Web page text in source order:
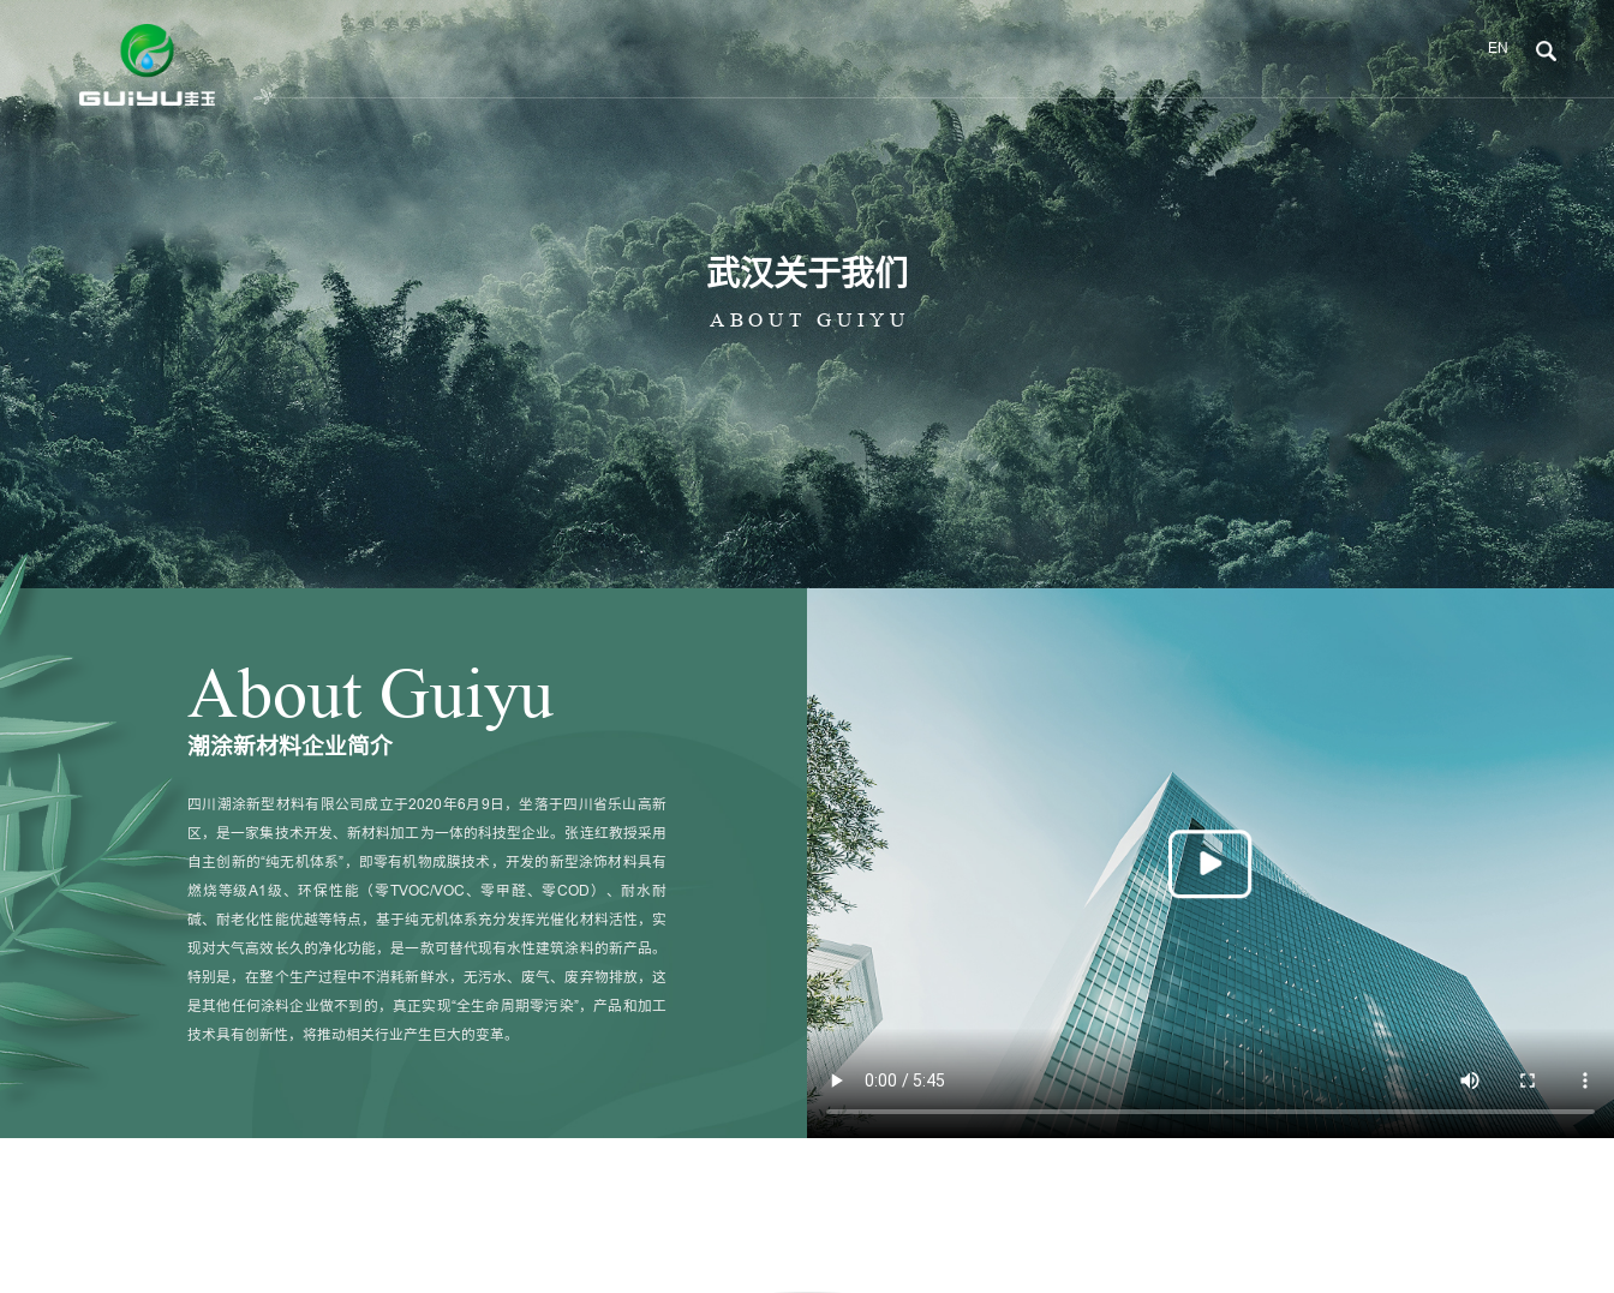
EN
企业主页 武汉关于我们
武汉企业理念
武汉品牌荣誉
武汉产品优势
武汉返回首页
武汉产品中心
武汉硅晶瓷
武汉硅晶彩
武汉硅晶釉
武汉硅石彩
武汉无机干粉辅料
武汉除醛净味颗粒
武汉公司新闻
武汉行业动态
武汉实验中心 武汉装修案例 武汉招商代理
武汉加盟流程
武汉企业展示 武汉色彩空间
武汉联系方式
武汉我要留言
武汉新代理资料包
武汉关于我们
ABOUT GUIYU
About Guiyu
潮涂新材料企业简介
四川潮涂新型材料有限公司成立于2020年6月9日，坐落于四川省乐山高新
区，是一家集技术开发、新材料加工为一体的科技型企业。张连红教授采用
自主创新的“纯无机体系”，即零有机物成膜技术，开发的新型涂饰材料具有
燃烧等级A1级、环保性能（零TVOC/VOC、零甲醛、零COD）、耐水耐
碱、耐老化性能优越等特点，基于纯无机体系充分发挥光催化材料活性，实
现对大气高效长久的净化功能，是一款可替代现有水性建筑涂料的新产品。
特别是，在整个生产过程中不消耗新鲜水，无污水、废气、废弃物排放，这
是其他任何涂料企业做不到的，真正实现“全生命周期零污染”，产品和加工
技术具有创新性，将推动相关行业产生巨大的变革。